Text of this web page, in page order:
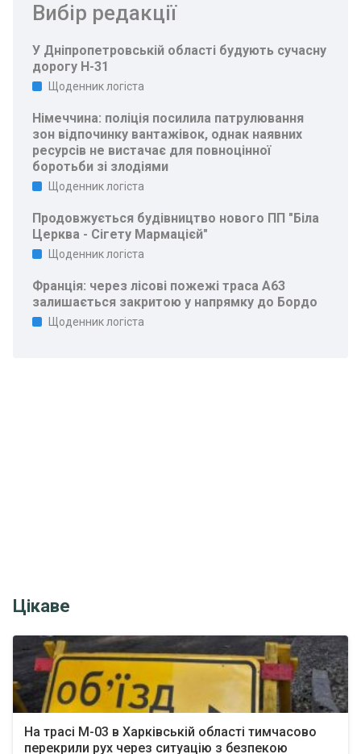
Вибір редакції
У Дніпропетровській області будують сучасну
дорогу Н-31
Щоденник логіста
Німеччина: поліція посилила патрулювання
зон відпочинку вантажівок, однак наявних
ресурсів не вистачає для повноцінної
боротьби зі злодіями
Щоденник логіста
Продовжується будівництво нового ПП "Біла
Церква - Сігету Мармацієй"
Щоденник логіста
Франція: через лісові пожежі траса A63
залишається закритою у напрямку до Бордо
Щоденник логіста
Цікаве
На трасі М-03 в Харківській області тимчасово
перекрили рух через ситуацію з безпекою